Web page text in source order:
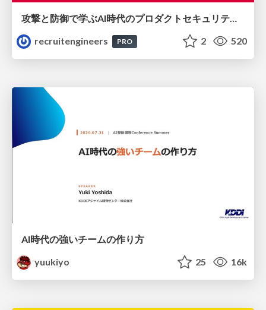
攻撃と防御で学ぶAI時代のプロダクトセキュリティ演習
recruitengineers
PRO 2 520
AI時代の強いチームの作り方
yuukiyo
25 16k